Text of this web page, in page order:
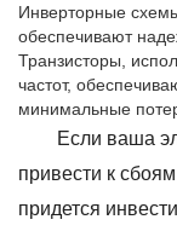
Инверторные
обеспечивают
Транзисторы,
частот,
минимальные
Если ваша
привести к
придется